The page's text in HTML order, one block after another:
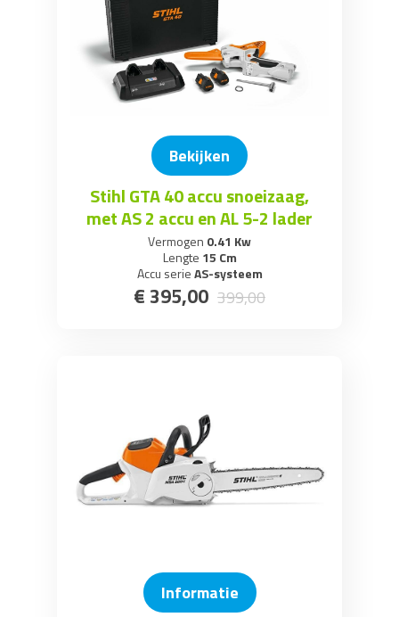
Bekijken
Stihl GTA 40 accu snoeizaag,
met AS 2 accu en AL 5-2 lader
Vermogen 0.41 Kw
Lengte 15 Cm
Accu serieAS-systeem
€ 395,00 399,00
Informatie